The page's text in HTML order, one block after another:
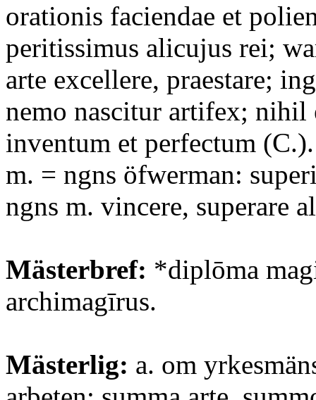
orationis faciendae et
peritissimus alicujus rei;
arte excellere, praestare;
nemo nascitur artifex; nihil
inventum et perfectum
m. = ngns öfwerman:
ngns m. vincere, superare
Mästerbref: *diplōma
archimagīrus.
Mästerlig: a. om